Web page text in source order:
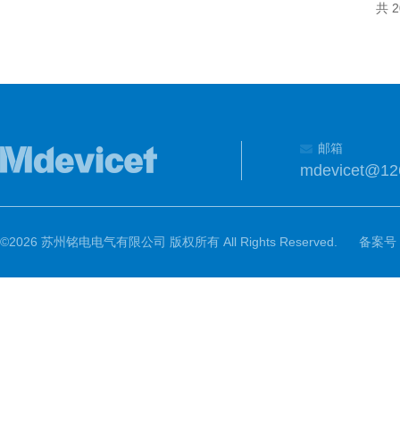
共
邮箱
©2026 苏州铭电电气有限公司 版权所有 All Rights Reserved. 备案号